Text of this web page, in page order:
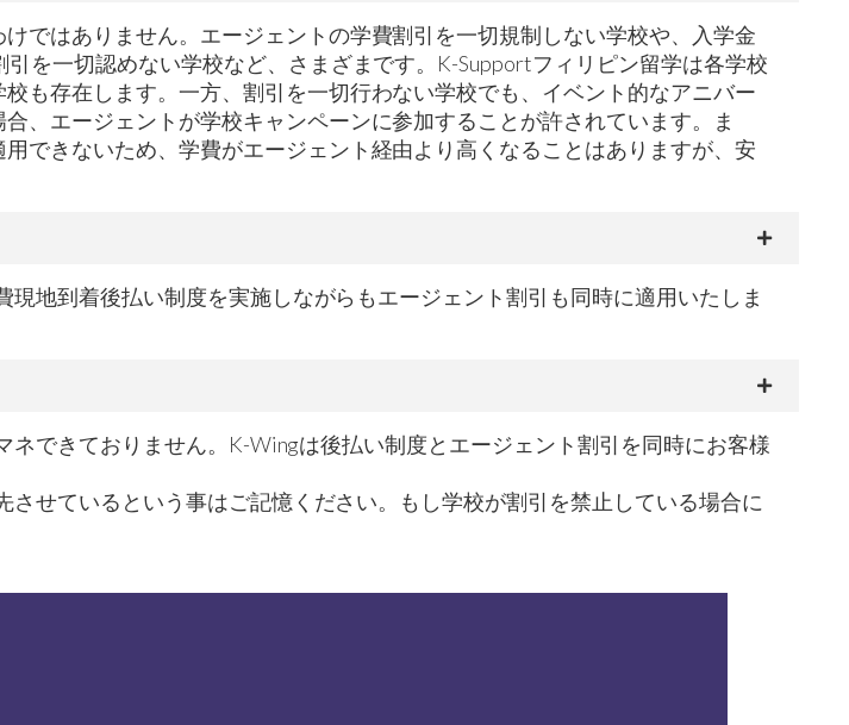
ではありません。エージェントの学費割引を一切規制しない学校や、入学金
を一切認めない学校など、さまざまです。K-Supportフィリピン留学は各学校
も存在します。一方、割引を一切行わない学校でも、イベント的なアニバー
、エージェントが学校キャンペーンに参加することが許されています。ま
できないため、学費がエージェント経由より高くなることはありますが、安
地到着後払い制度を実施しながらもエージェント割引も同時に適用いたしま
できておりません。K-Wingは後払い制度とエージェント割引を同時にお客様
せているという事はご記憶ください。もし学校が割引を禁止している場合に